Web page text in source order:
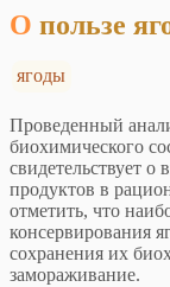
О пользе
ягоды
Проведенный
биохимического
свидетельствует
продуктов в
отметить, что
консервирования
сохранения их
замораживание.